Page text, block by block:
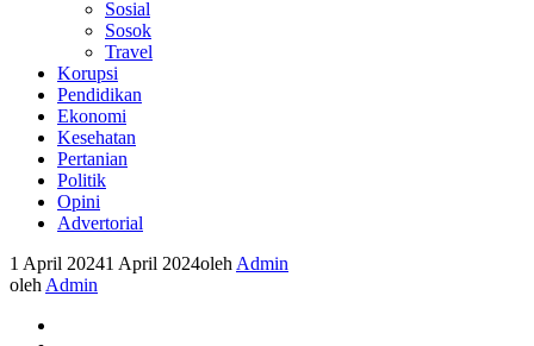
Sosial
Sosok
Travel
Korupsi
Pendidikan
Ekonomi
Kesehatan
Pertanian
Politik
Opini
Advertorial
1 April 20241 April 2024oleh Admin
oleh Admin